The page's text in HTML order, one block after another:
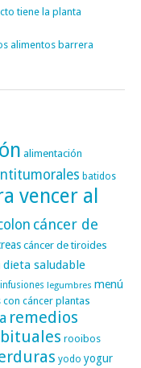
tiene la planta
alimentos barrera
alimentación
batidos
vencer al
cáncer de
cáncer de tiroides
dieta saludable
infusiones legumbres menú
con cáncer plantas
remedios
rooibos
yodo yogur